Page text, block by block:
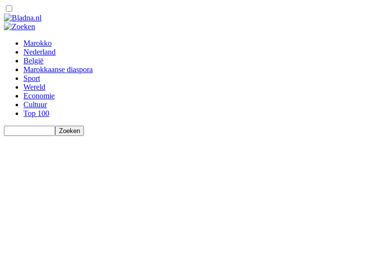
Marokko
Nederland
België
Marokkaanse diaspora
Sport
Wereld
Economie
Cultuur
Top 100